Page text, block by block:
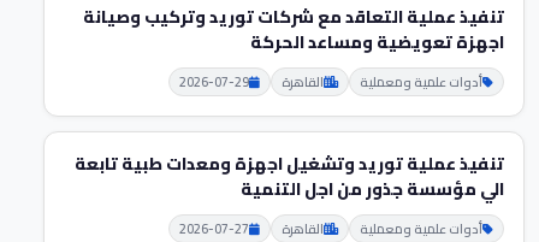
تنفيذ عملية التعاقد مع شركات توريد وتركيب وصيانة
اجهزة تعويضية ومساعد الحركة
أدوات علمية ومعملية القاهرة 2026-07-29
تنفيذ عملية توريد وتشغيل اجهزة ومعدات طبية تابعة
الي مؤسسة جذور من اجل التنمية
أدوات علمية ومعملية القاهرة 2026-07-27